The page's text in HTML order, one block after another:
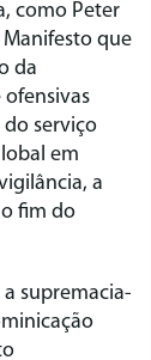
como Peter
que
da
serviço
em
a
fim do
supremacia-